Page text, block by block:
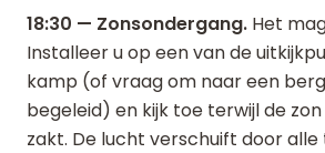
18:30 — Zonsondergang. Het
Installeer u op een van de
kamp (of vraag om naar een
begeleid) en kijk toe terwijl de
zakt. De lucht verschuift door